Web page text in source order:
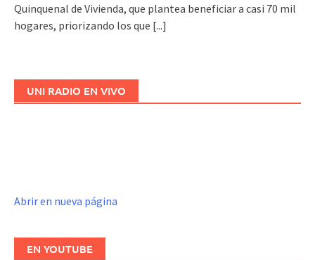
Quinquenal de Vivienda, que plantea beneficiar a casi 70 mil
hogares, priorizando los que [...]
UNI RADIO EN VIVO
Abrir en nueva página
EN YOUTUBE